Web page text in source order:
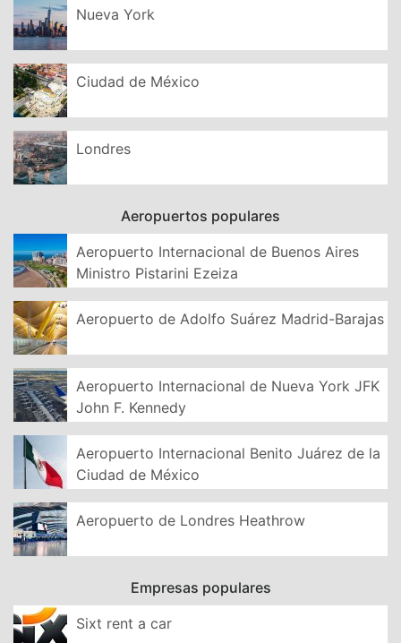
Nueva York
Ciudad de México
Londres
Aeropuertos populares
Aeropuerto Internacional de Buenos Aires
Ministro Pistarini Ezeiza
Aeropuerto de Adolfo Suárez Madrid-Barajas
Aeropuerto Internacional de Nueva York JFK
John F. Kennedy
Aeropuerto Internacional Benito Juárez de la
Ciudad de México
Aeropuerto de Londres Heathrow
Empresas populares
Sixt rent a car